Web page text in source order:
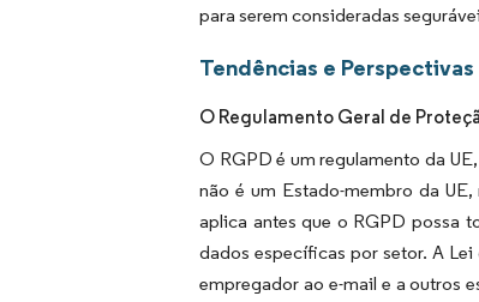
para serem consideradas
Tendências e
O Regulamento Geral de
O RGPD é um regulamento da
não é um Estado-membro da
aplica antes que o RGPD possa
dados específicas por setor. A
empregador ao e-mail e a outros